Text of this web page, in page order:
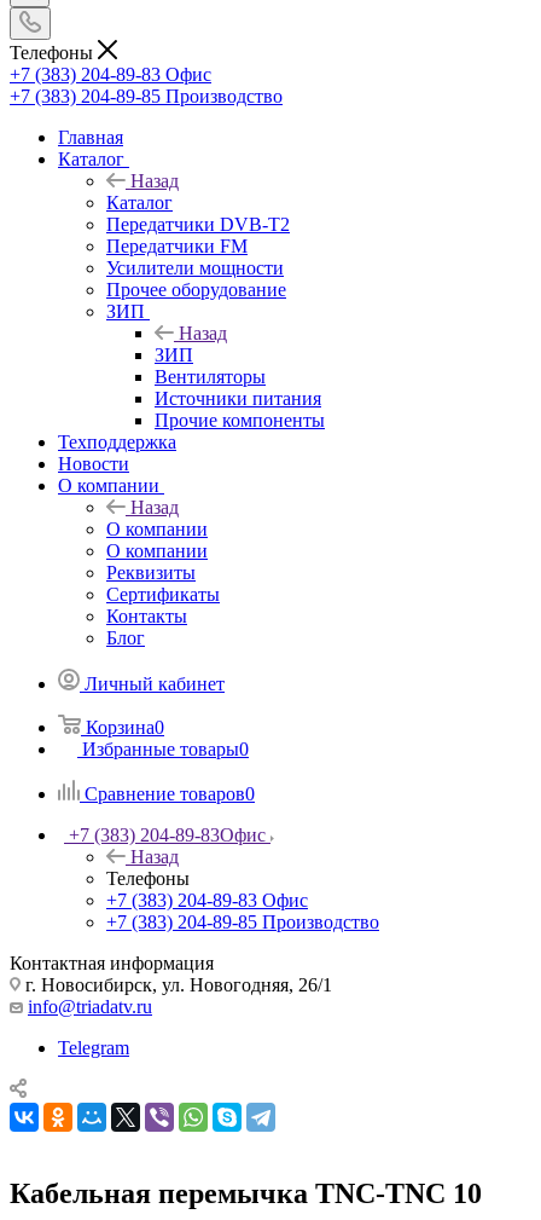
Телефоны
+7 (383) 204-89-83 Офис
+7 (383) 204-89-85 Производство
Главная
Каталог
Назад
Каталог
Передатчики DVB-T2
Передатчики FM
Усилители мощности
Прочее оборудование
ЗИП
Назад
ЗИП
Вентиляторы
Источники питания
Прочие компоненты
Техподдержка
Новости
О компании
Назад
О компании
О компании
Реквизиты
Сертификаты
Контакты
Блог
Личный кабинет
Корзина0
Избранные товары0
Сравнение товаров0
+7 (383) 204-89-83Офис
Назад
Телефоны
+7 (383) 204-89-83 Офис
+7 (383) 204-89-85 Производство
Контактная информация
г. Новосибирск, ул. Новогодняя, 26/1
info@triadatv.ru
Telegram
Кабельная перемычка TNC-TNC 10